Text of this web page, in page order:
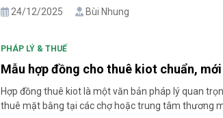
thuế, đối tượng phải kê khai và [...]
24/12/2025 Bùi Nhung
PHÁP LÝ & THUẾ
Mẫu hợp đồng cho thuê kiot chuẩn,
Hợp đồng thuê kiot là một văn bản pháp lý quan
thuê mặt bằng tại các chợ hoặc trung tâm thương